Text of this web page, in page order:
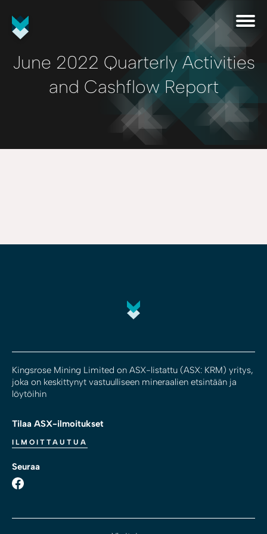
June 2022 Quarterly Activities
and Cashflow Report
Kingsrose Mining Limited on ASX-listattu (ASX: KRM) yritys,
joka on keskittynyt vastuulliseen mineraalien etsintään ja
löytöihin
Tilaa ASX-ilmoitukset
ILMOITTAUTUA
Seuraa